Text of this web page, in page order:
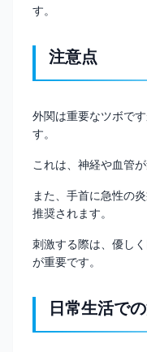
す。
注意点
外関は重要なツボです
す。
これは、神経や血管
また、手首に急性の
推奨されます。
刺激する際は、優し
が重要です。
日常生活で